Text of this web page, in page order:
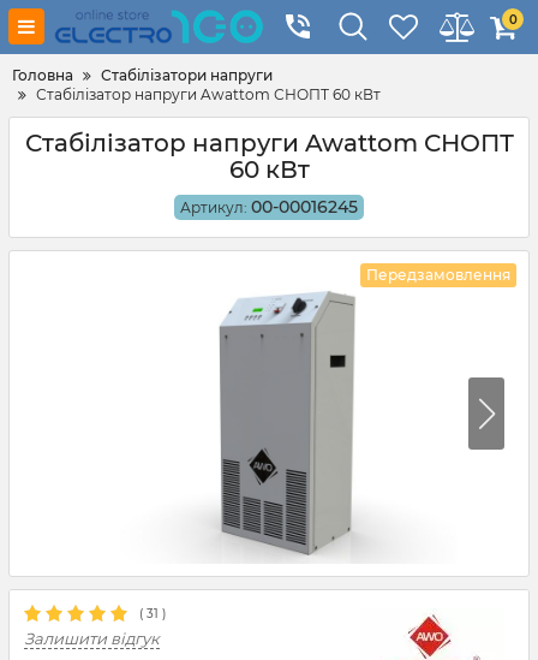
0
Головна
Стабілізатори напруги
Стабілізатор напруги Awattom СНОПТ 60 кВт
Стабілізатор напруги Awattom СНОПТ
60 кВт
Артикул: 00-00016245
Передзамовлення
( 31 )
Залишити відгук